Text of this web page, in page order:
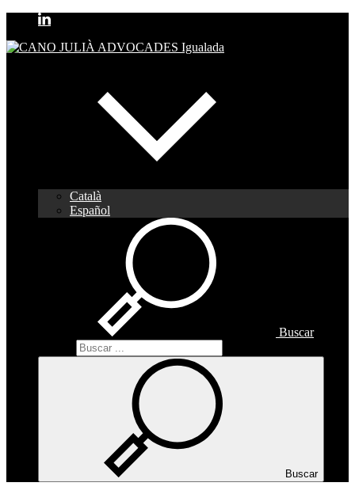
Català
Español
Buscar
Buscar